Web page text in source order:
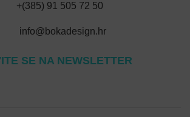
+(385) 91 505 72 50
info@bokadesign.hr
SE NA NEWSLETTER